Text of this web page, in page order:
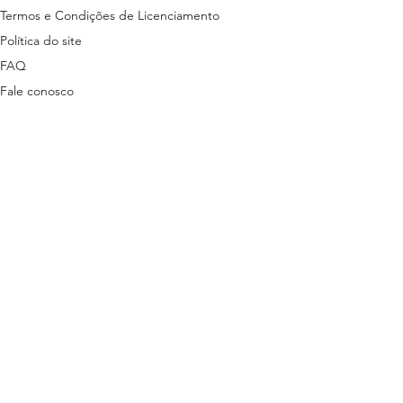
Termos e Condições de Licenciamento
Política do site
FAQ
Fale conosco